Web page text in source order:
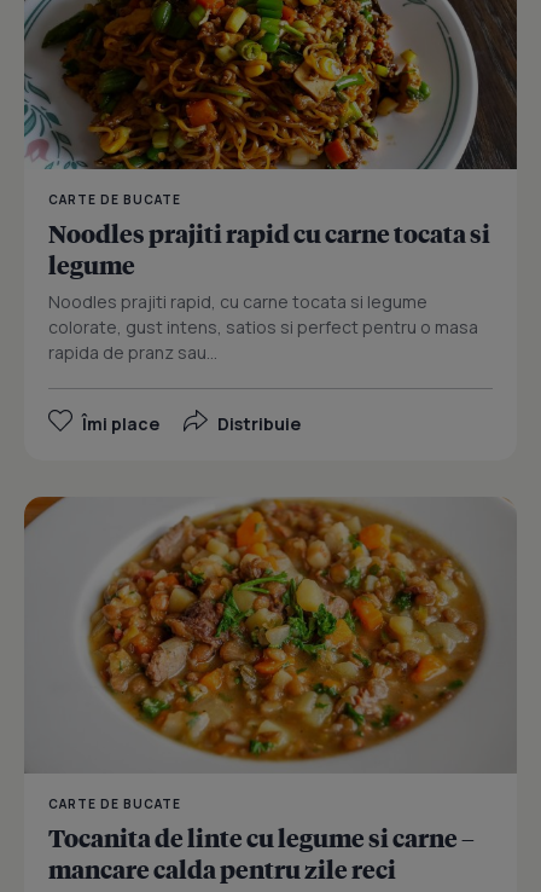
CARTE DE BUCATE
Noodles prajiti rapid cu carne tocata si
legume
Noodles prajiti rapid, cu carne tocata si legume
colorate, gust intens, satios si perfect pentru o masa
rapida de pranz sau...
Îmi place Distribuie
CARTE DE BUCATE
Tocanita de linte cu legume si carne –
mancare calda pentru zile reci